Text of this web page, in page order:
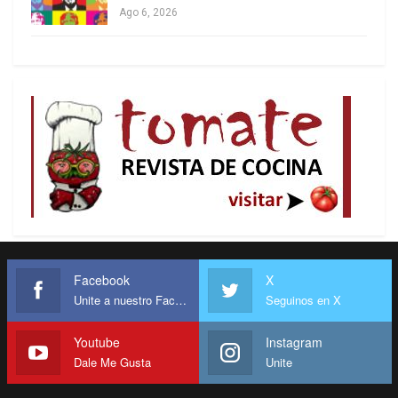
unificar varios partidos en uno solo y celebrar una
consulta interna en octubre pasado, que ganó
Cepeda, su estrategia estuvo puesta en movilizar
sus bases sociales. El senador dio discursos en
155 plazas públicas, dirigidos a los votantes más
fieles del progresismo: jóvenes estudiantes,
sindicalistas, indígenas organizados, que se
sentían convencidos de la victoria y estaban
galvanizados.
Mientras Valencia intentaba —sin éxito— abrirse
hacia el centro, en la izquierda nadie hacía algo
similar. Quien intentó trazar ese camino, el
Ago 6, 2026
Facebook
Unite a nuestro Facebook
X
Seguinos en X
Youtube
Dale Me Gusta
Instagram
Unite